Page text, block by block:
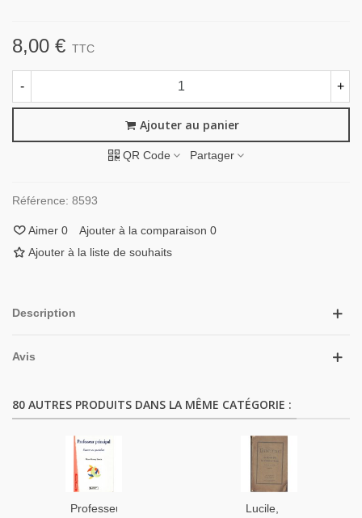
8,00 € TTC
- +
Ajouter au panier
QR Code Partager
Référence: 8593
Aimer 0 Ajouter à la comparaison 0
Ajouter à la liste de souhaits
Description
Avis
80 AUTRES PRODUITS DANS LA MÊME CATÉGORIE :
Professeur
Lucile,